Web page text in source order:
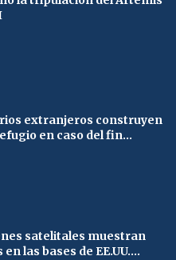
extranjeros construyen
en caso del fin...
satelitales muestran
en las bases de EE.UU....